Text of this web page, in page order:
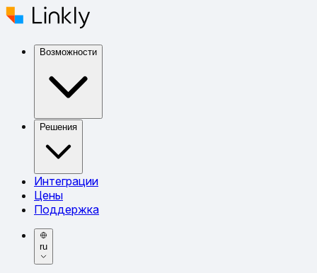
Возможности
Решения
Интеграции
Цены
Поддержка
ru